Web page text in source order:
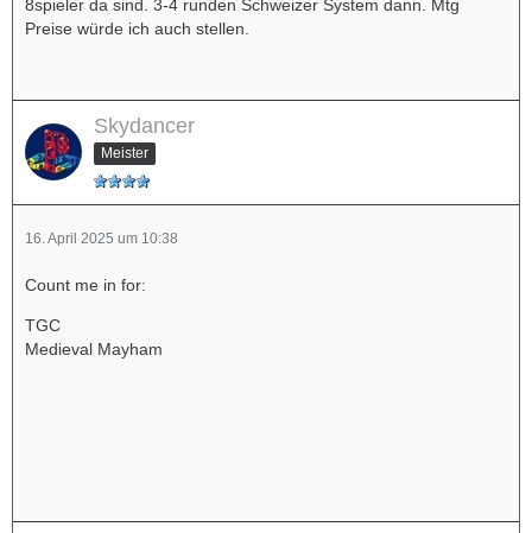
8spieler da sind. 3-4 runden Schweizer System dann. Mtg
Preise würde ich auch stellen.
Skydancer
Meister
16. April 2025 um 10:38
Count me in for:
TGC
Medieval Mayham